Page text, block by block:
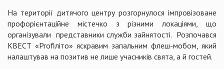
На території дитячого центру розгорнулося імпровізоване
профорієнтаційне містечко з різними локаціями, що
організували представники служби зайнятості. Розпочався
КВЕСТ «Profiліто» яскравим запальним флеш-мобом, який
налаштував на позитив не лише учасників свята, а й гостей.